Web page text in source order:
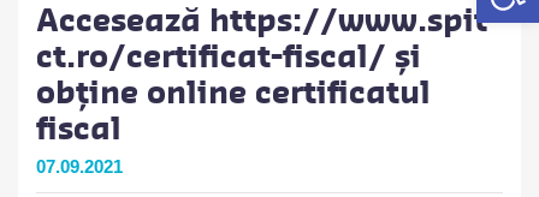
Accesează https://www.spit-
ct.ro/certificat-fiscal/ și
obține online certificatul
fiscal
07.09.2021